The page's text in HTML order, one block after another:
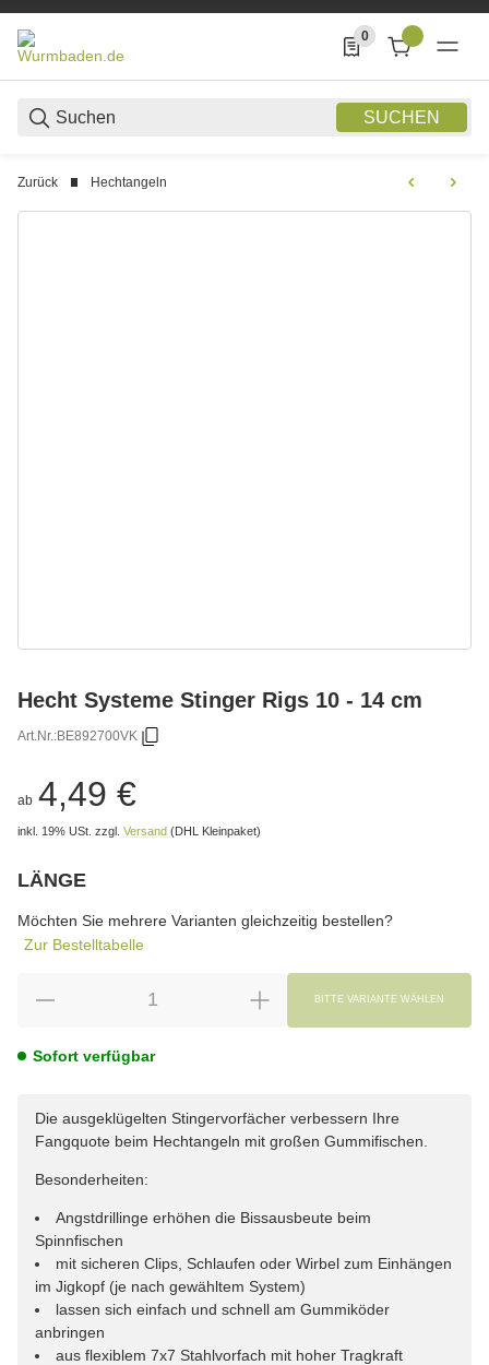
SUCHEN
0
0 Produkte in der
Zurück Hechtangeln
Hecht Systeme Stinger Rigs 10 - 14 cm
Art.Nr.:BE892700VK
ab 4,49 €
inkl. 19% USt. zzgl. Versand (DHL Kleinpaket)
LÄNGE
Möchten Sie mehrere Varianten gleichzeitig bestellen?
Zur Bestelltabelle
BITTE VARIANTE WÄHLEN
Sofort verfügbar
Die ausgeklügelten Stingervorfächer verbessern Ihre
Fangquote beim Hechtangeln mit großen Gummifischen.
Besonderheiten:
Angstdrillinge erhöhen die Bissausbeute beim
Spinnfischen
mit sicheren Clips, Schlaufen oder Wirbel zum Einhängen
im Jigkopf (je nach gewähltem System)
lassen sich einfach und schnell am Gummiköder
anbringen
aus flexiblem 7x7 Stahlvorfach mit hoher Tragkraft